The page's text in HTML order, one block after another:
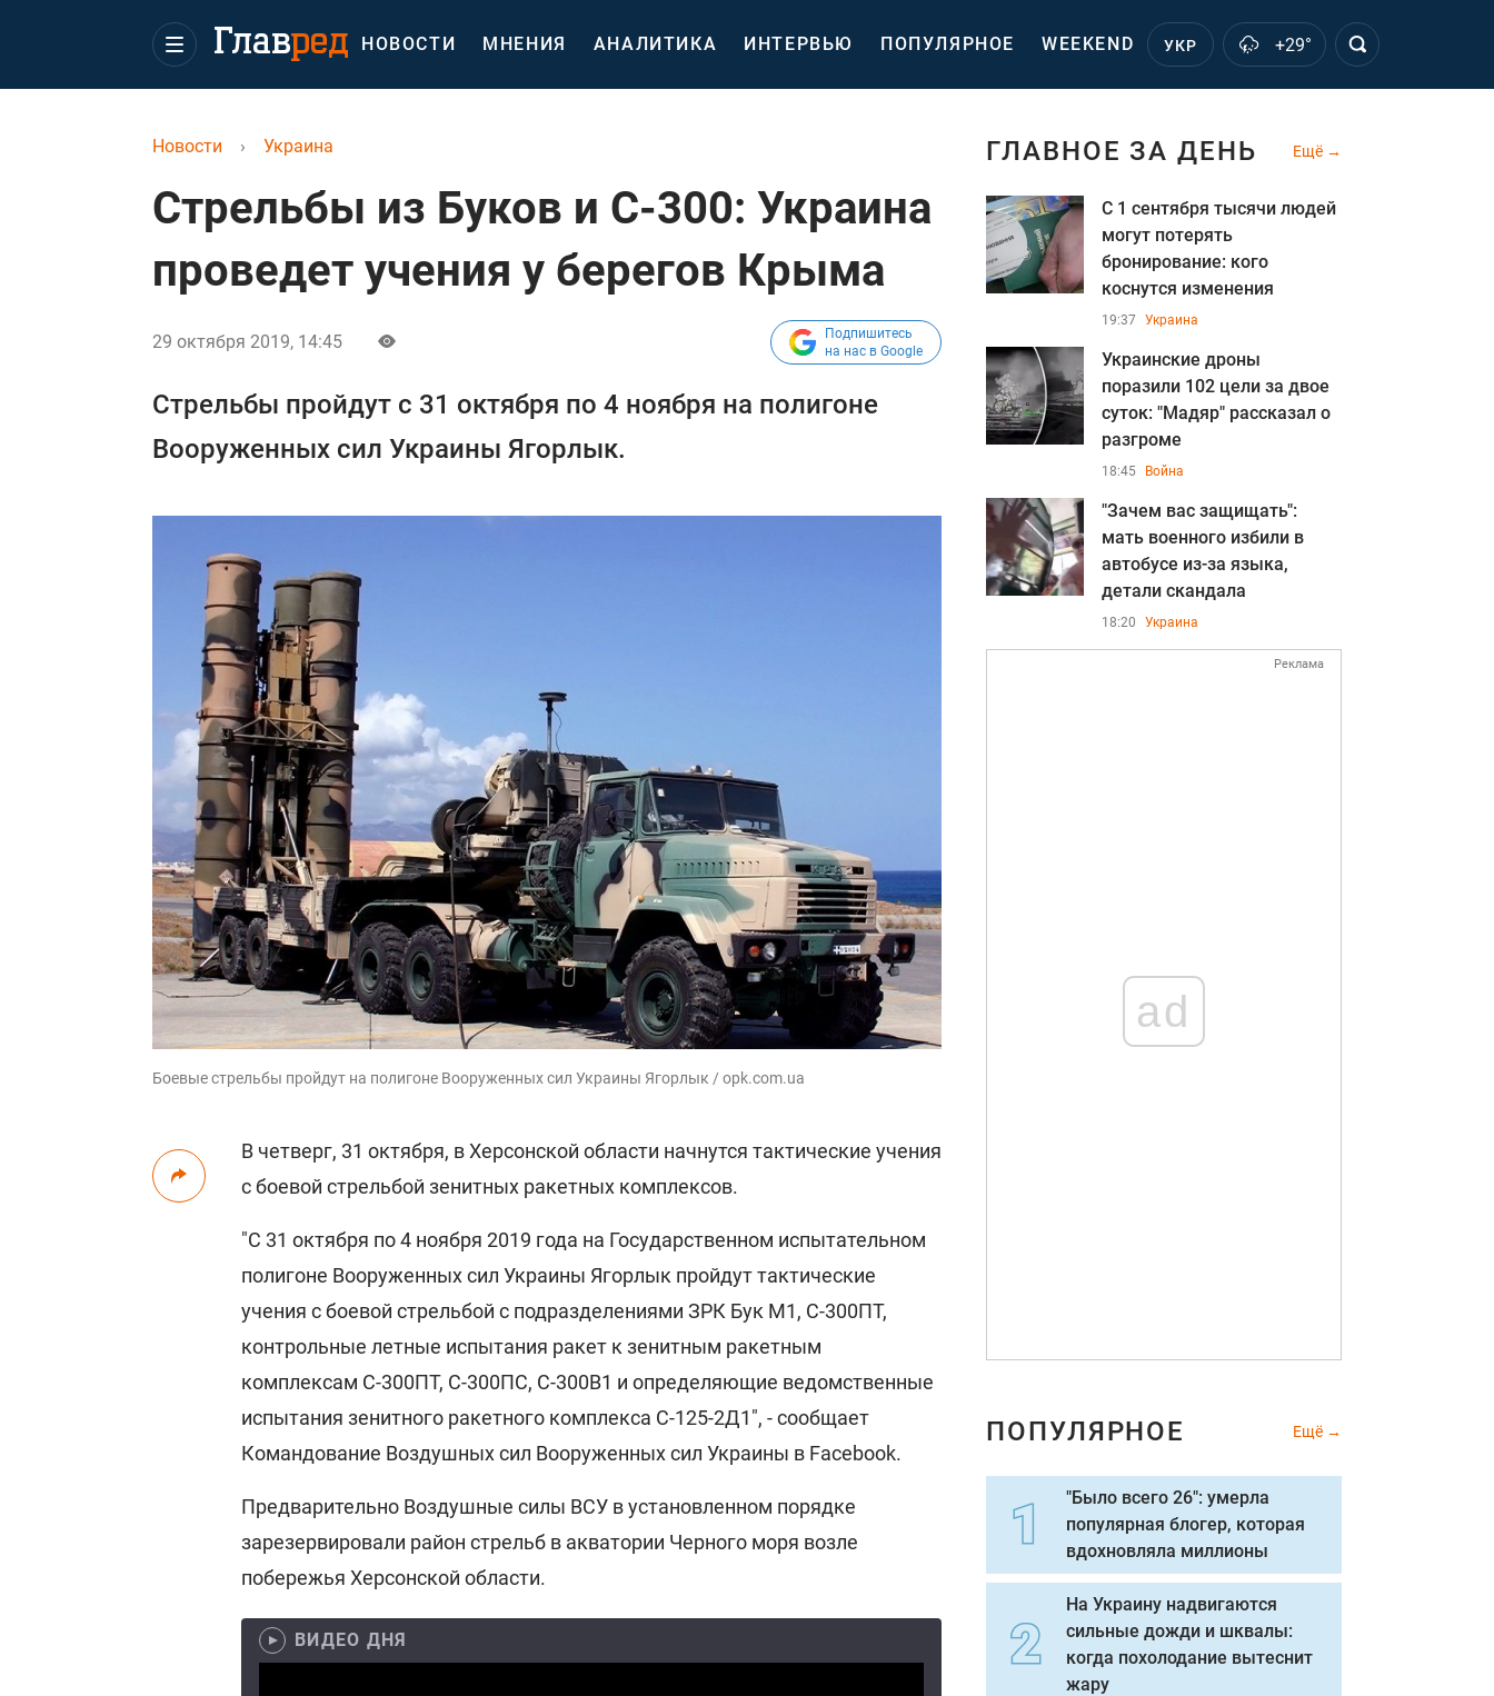
НОВОСТИ МНЕНИЯ АНАЛИТИКА ИНТЕРВЬЮ ПОПУЛЯРНОЕ WEEKEND УКР +29°
Новости › Украина
Стрельбы из Буков и С-300: Украина
проведет учения у берегов Крыма
29 октября 2019, 14:45
Подпишитесь
на нас в Google
Стрельбы пройдут с 31 октября по 4 ноября на полигоне
Вооруженных сил Украины Ягорлык.
Боевые стрельбы пройдут на полигоне Вооруженных сил Украины Ягорлык / opk.com.ua
В четверг, 31 октября, в Херсонской области начнутся тактические учения
с боевой стрельбой зенитных ракетных комплексов.
"С 31 октября по 4 ноября 2019 года на Государственном испытательном
полигоне Вооруженных сил Украины Ягорлык пройдут тактические
учения с боевой стрельбой с подразделениями ЗРК Бук М1, С-300ПТ,
контрольные летные испытания ракет к зенитным ракетным
комплексам С-300ПТ, С-300ПС, С-300В1 и определяющие ведомственные
испытания зенитного ракетного комплекса С-125-2Д1", - сообщает
Командование Воздушных сил Вооруженных сил Украины в Facebook.
Предварительно Воздушные силы ВСУ в установленном порядке
зарезервировали район стрельб в акватории Черного моря возле
побережья Херсонской области.
ВИДЕО ДНЯ
ГЛАВНОЕ ЗА ДЕНЬ Ещё
С 1 сентября тысячи людей
могут потерять
бронирование: кого
коснутся изменения
19:37 Украина
Украинские дроны
поразили 102 цели за двое
суток: "Мадяр" рассказал о
разгроме
18:45 Война
"Зачем вас защищать":
мать военного избили в
автобусе из-за языка,
детали скандала
18:20 Украина
Реклама
ad
ПОПУЛЯРНОЕ Ещё
"Было всего 26": умерла
популярная блогер, которая
вдохновляла миллионы
На Украину надвигаются
сильные дожди и шквалы:
когда похолодание вытеснит
жару